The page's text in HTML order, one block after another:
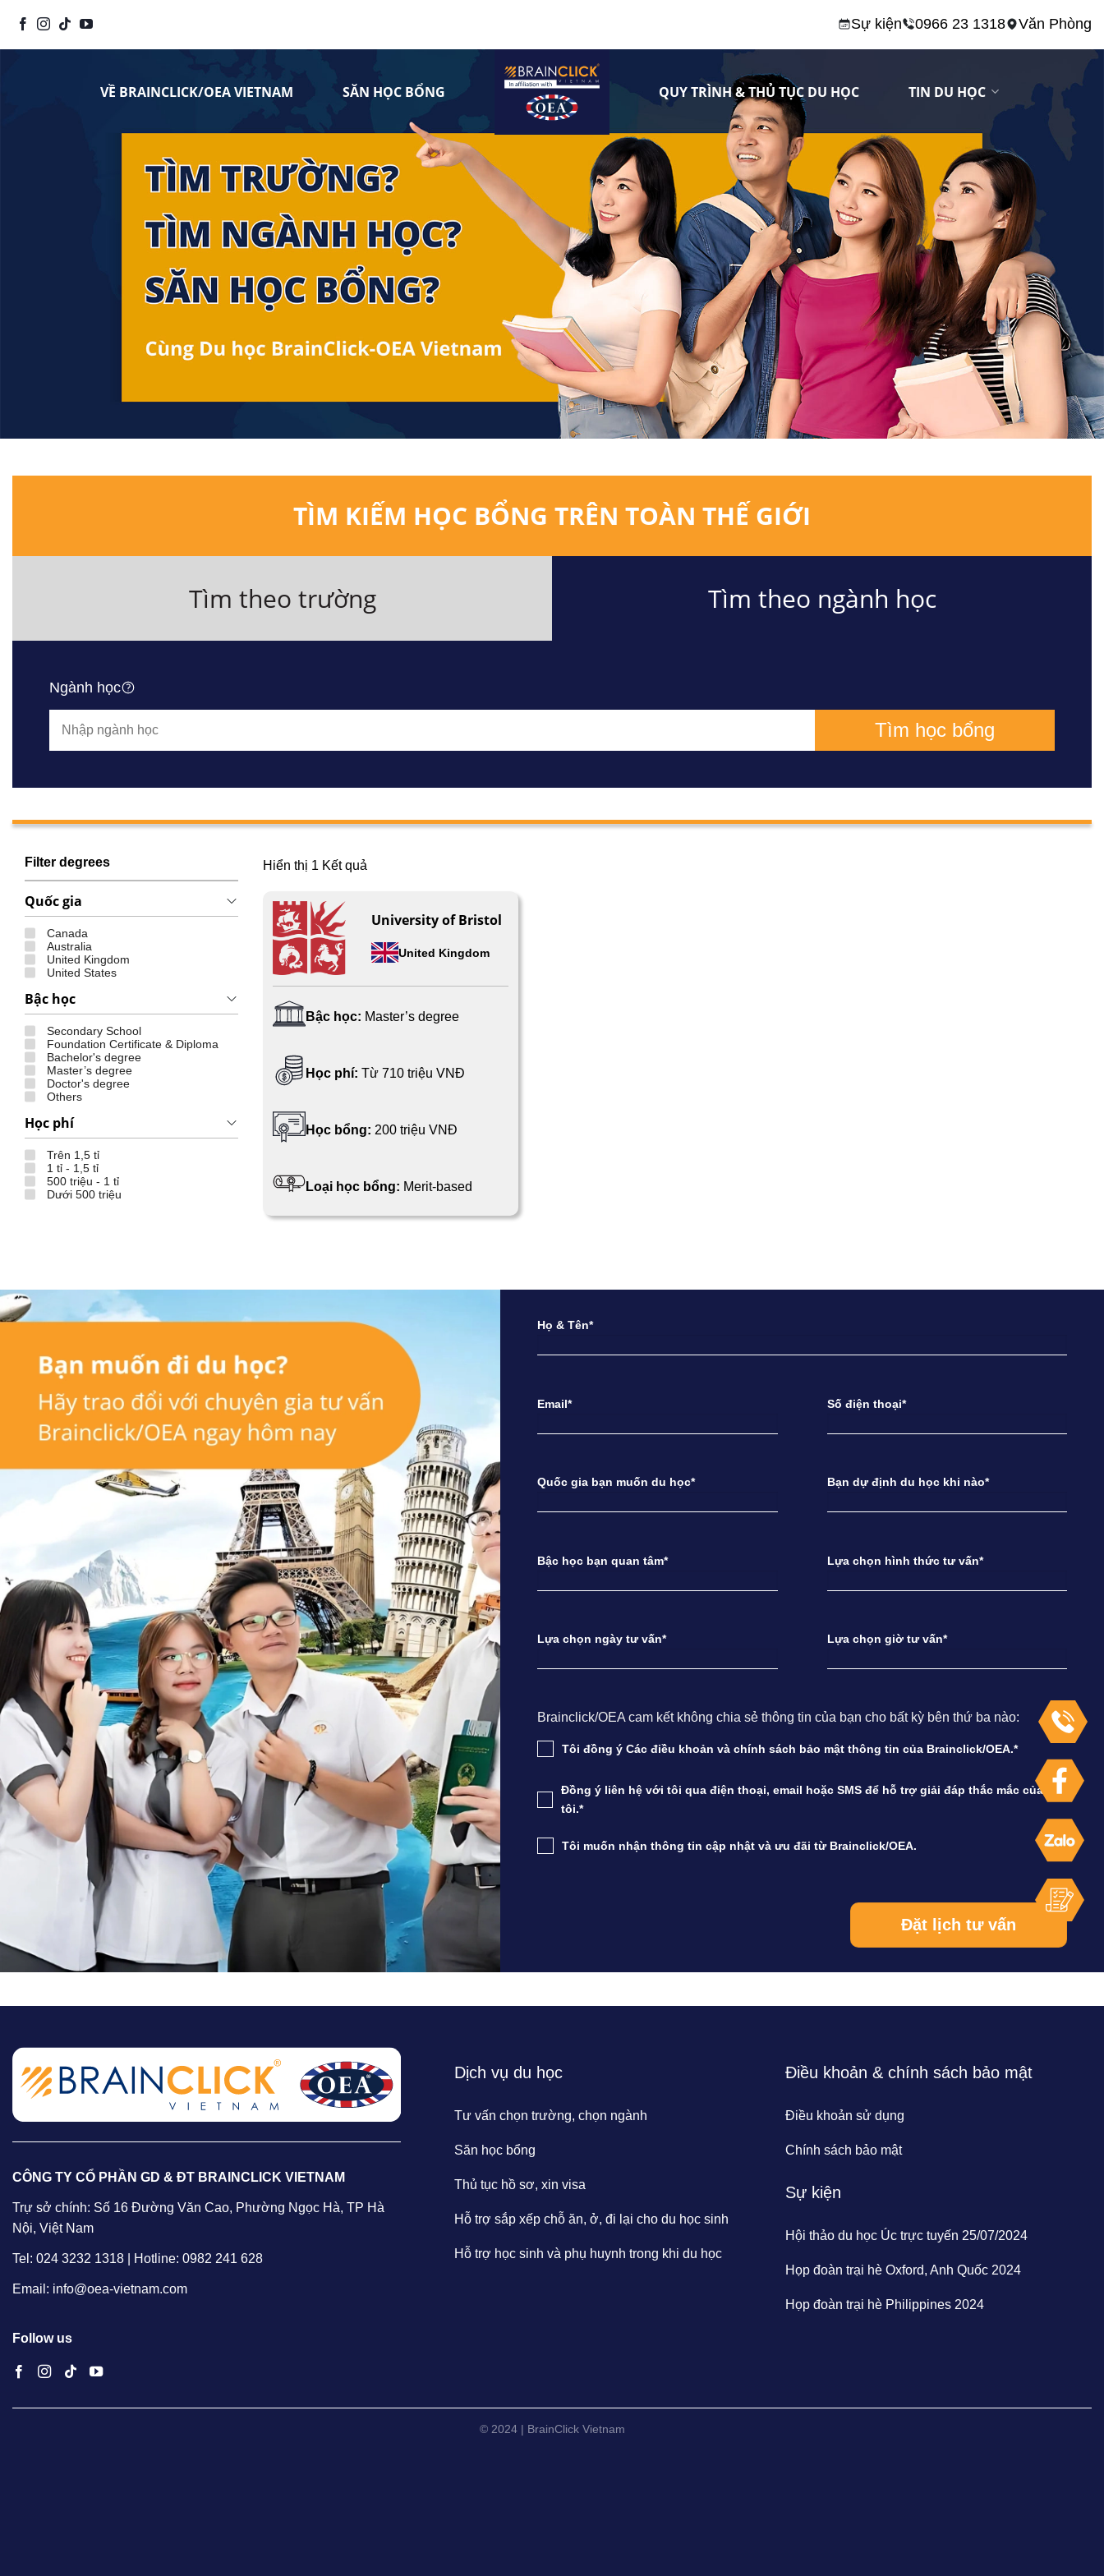
đến
nội
Sự kiện 0966 23 1318 Văn Phòng
VỀ BRAINCLICK/OEA VIETNAM SĂN HỌC BỔNG QUY TRÌNH & THỦ TỤC DU HỌC TIN DU HỌC
TÌM KIẾM HỌC BỔNG TRÊN TOÀN THẾ GIỚI
Tìm theo trường Tìm theo ngành học
Ngành học
Tìm học bổng
Filter degrees
Quốc gia
Canada
Australia
United Kingdom
United States
Bậc học
Secondary School
Foundation Certificate & Diploma
Bachelor's degree
Master’s degree
Doctor's degree
Others
Học phí
Trên 1,5 tỉ
1 tỉ - 1,5 tỉ
500 triệu - 1 tỉ
Dưới 500 triệu
Hiển thị 1 Kết quả
University of Bristol
United Kingdom
Bậc học: Master’s degree
Học phí: Từ 710 triệu VNĐ
Học bổng: 200 triệu VNĐ
Loại học bổng: Merit-based
Họ & Tên*
Email* Số điện thoại*
Quốc gia bạn muốn du học* Bạn dự định du học khi nào*
Bậc học bạn quan tâm* Lựa chọn hình thức tư vấn*
Lựa chọn ngày tư vấn* Lựa chọn giờ tư vấn*
Brainclick/OEA cam kết không chia sẻ thông tin của bạn cho bất kỳ bên thứ ba nào:
Tôi đồng ý Các điều khoản và chính sách bảo mật thông tin của Brainclick/OEA.*
Đồng ý liên hệ với tôi qua điện thoại, email hoặc SMS để hỗ trợ giải đáp thắc mắc của
tôi.*
Tôi muốn nhận thông tin cập nhật và ưu đãi từ Brainclick/OEA.
CÔNG TY CỔ PHẦN GD & ĐT BRAINCLICK VIETNAM
Trự sở chính: Số 16 Đường Văn Cao, Phường Ngọc Hà, TP Hà
Nội, Việt Nam
Tel: 024 3232 1318 | Hotline: 0982 241 628
Email: info@oea-vietnam.com
Follow us
Dịch vụ du học
Tư vấn chọn trường, chọn ngành
Săn học bổng
Thủ tục hồ sơ, xin visa
Hỗ trợ sắp xếp chỗ ăn, ở, đi lại cho du học sinh
Hỗ trợ học sinh và phụ huynh trong khi du học
Điều khoản & chính sách bảo mật
Điều khoản sử dụng
Chính sách bảo mật
Sự kiện
Hội thảo du học Úc trực tuyến 25/07/2024
Họp đoàn trại hè Oxford, Anh Quốc 2024
Họp đoàn trại hè Philippines 2024
© 2024 | BrainClick Vietnam